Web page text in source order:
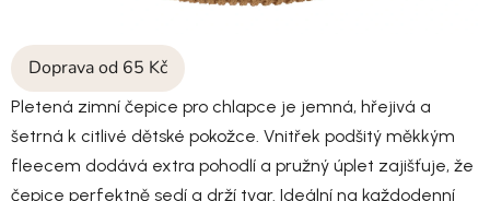
Doprava od 65 Kč
Pletená zimní čepice pro chlapce je jemná, hřejivá a
šetrná k citlivé dětské pokožce. Vnitřek podšitý měkkým
fleecem dodává extra pohodlí a pružný úplet zajišťuje, že
čepice perfektně sedí a drží tvar. Ideální na každodenní